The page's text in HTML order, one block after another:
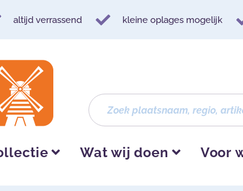
altijd verrassend kleine oplages mogelijk
Wat wij doen Voor